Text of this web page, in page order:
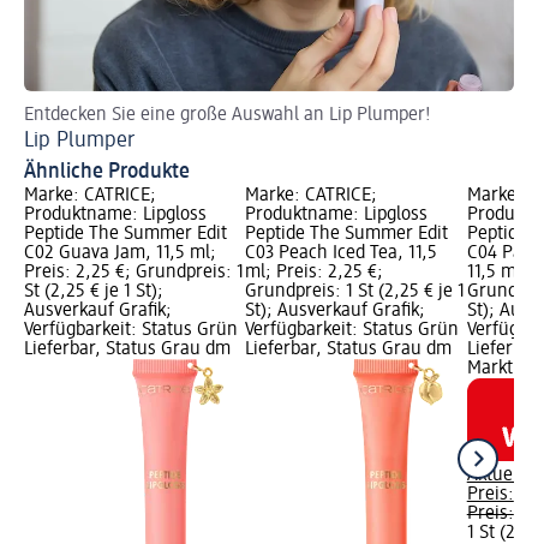
Entdecken Sie eine große Auswahl an Lip Plumper!
Lip Plumper
Ähnliche Produkte
Marke: CATRICE;
Produktname: Lipgloss
Peptide The Summer Edit
C02 Guava Jam, 11,5 ml;
Preis: 2,25 €; Grundpreis: 1
St (2,25 € je 1 St);
Ausverkauf Grafik;
Verfügbarkeit: Status Grün
Lieferbar, Status Grau dm
Marke: CATRICE;
Produktname: Lipgloss
Peptide The Summer Edit
C03 Peach Iced Tea, 11,5
ml; Preis: 2,25 €;
Grundpreis: 1 St (2,25 € je 1
St); Ausverkauf Grafik;
Verfügbarkeit: Status Grün
Lieferbar, Status Grau dm
Marke:
Peptide
C04
11,5 ml;
St);
Markt
Aktueller
Preis:
Preis:
1 St